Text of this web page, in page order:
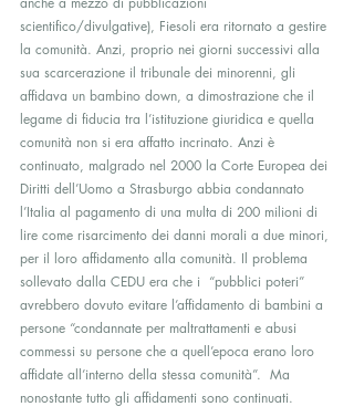
scientifico/divulgative), Fiesoli era ritornato a gestire
la comunità. Anzi, proprio nei giorni successivi alla
sua scarcerazione il tribunale dei minorenni, gli
affidava un bambino down, a dimostrazione che il
legame di fiducia tra l’istituzione giuridica e quella
comunità non si era affatto incrinato. Anzi è
continuato, malgrado nel 2000 la Corte Europea dei
Diritti dell’Uomo a Strasburgo abbia condannato
l’Italia al pagamento di una multa di 200 milioni di
lire come risarcimento dei danni morali a due minori,
per il loro affidamento alla comunità. Il problema
sollevato dalla CEDU era che i  “pubblici poteri”
avrebbero dovuto evitare l’affidamento di bambini a
persone “condannate per maltrattamenti e abusi
commessi su persone che a quell’epoca erano loro
affidate all’interno della stessa comunità”.  Ma
nonostante tutto gli affidamenti sono continuati.